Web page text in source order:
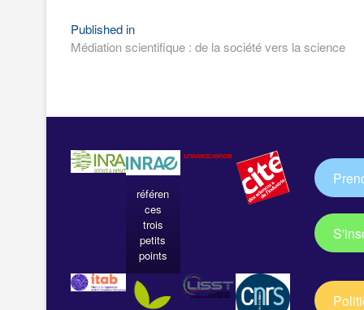
Navigation
de
Published in
Médiation scientifique : de la société vers la science
référen
ces
trois
petits
points